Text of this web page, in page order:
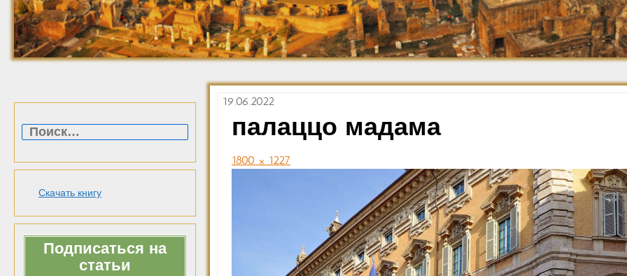
Средневековье
Возрождение и
Барокко
Скачать книгу
Подписаться на
статьи
19.06.2022
палаццо мадама
1800 × 1227